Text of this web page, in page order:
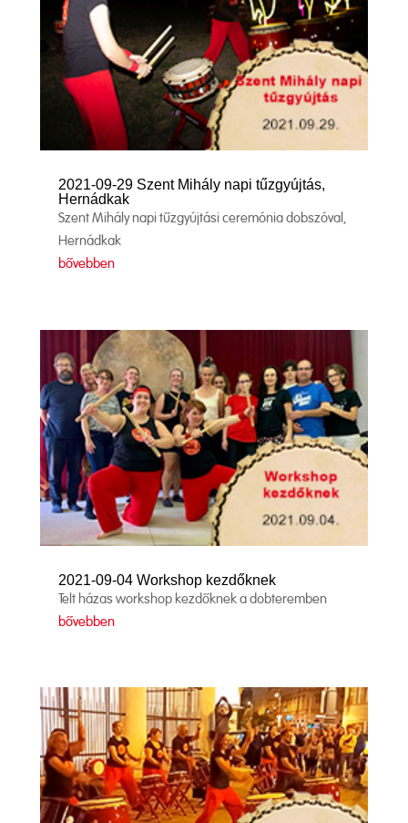
2021-09-29 Szent Mihály napi tűzgyújtás,
Hernádkak
Szent Mihály napi tűzgyújtási ceremónia dobszóval,
Hernádkak
bővebben
2021-09-04 Workshop kezdőknek
Telt házas workshop kezdőknek a dobteremben
bővebben